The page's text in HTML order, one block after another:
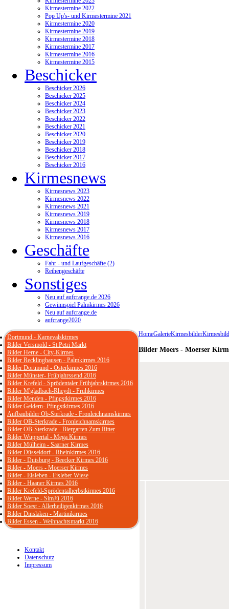
Kirmestermine 2022
Pop Up's- und Kirmestermine 2021
Kirmestermine 2020
Kirmestermine 2019
Kirmestermine 2018
Kirmestermine 2017
Kirmestermine 2016
Kirmestermine 2015
Beschicker
Beschicker 2026
Beschicker 2025
Beschicker 2024
Beschicker 2023
Beschicker 2022
Beschicker 2021
Beschicker 2020
Beschicker 2019
Beschicker 2018
Beschicker 2017
Beschicker 2016
Kirmesnews
Kirmesnews 2023
Kirmesnews 2022
Kirmesnews 2021
Kirmesnews 2019
Kirmesnews 2018
Kirmesnews 2017
Kirmesnews 2016
Geschäfte
Fahr - und Laufgeschäfte (2)
Reihengeschäfte
Sonstiges
Neu auf aufcrange.de 2026
Gewinnspiel Palmkirmes 2026
Neu auf aufcrange.de
aufcrange2020
HomeGalerieKirmesbilder
Bilder Moers - Moerser
Dortmund - Karnevalskirmes
Bilder Versmold - St.Petri Markt
Bilder Herne - City-Kirmes
Bilder Recklinghausen - Palmkirmes 2016
Bilder Dortmund - Osterkirmes 2016
Bilder Münster- Frühjahrssend 2016
Bilder Krefeld - Sprödentaler Frühjahrskirmes 2016
Bilder M'gladbach-Rheydt - Frühkirmes
Bilder Menden - Pfingstkirmes 2016
Bilder Geldern- Pfingstkirmes 2016
Aufbaubilder Ob-Sterkrade - Fronleichnamskirmes
Bilder OB-Sterkrade - Fronleichnamskirmes
Bilder OB-Sterkrade - Biergarten Zum Ritter
Bilder Wuppertal - Mega Kirmes
Bilder Mülheim - Saarner Kirmes
Bilder Düsseldorf - Rheinkirmes 2016
Bilder - Duisburg - Beecker Kirmes 2016
Bilder - Moers - Moerser Kirmes
Bilder - Eisleben - Eisleber Wiese
Bilder - Haaner Kirmes 2016
Bilder Krefeld-Sprödentalherbstkirmes 2016
Bilder Werne - SimJü 2016
Bilder Soest - Allerheiligenkirmes 2016
Bilder Dinslaken - Martinikirmes
Bilder Essen - Weihnachtsmarkt 2016
Kontakt
Datenschutz
Impressum